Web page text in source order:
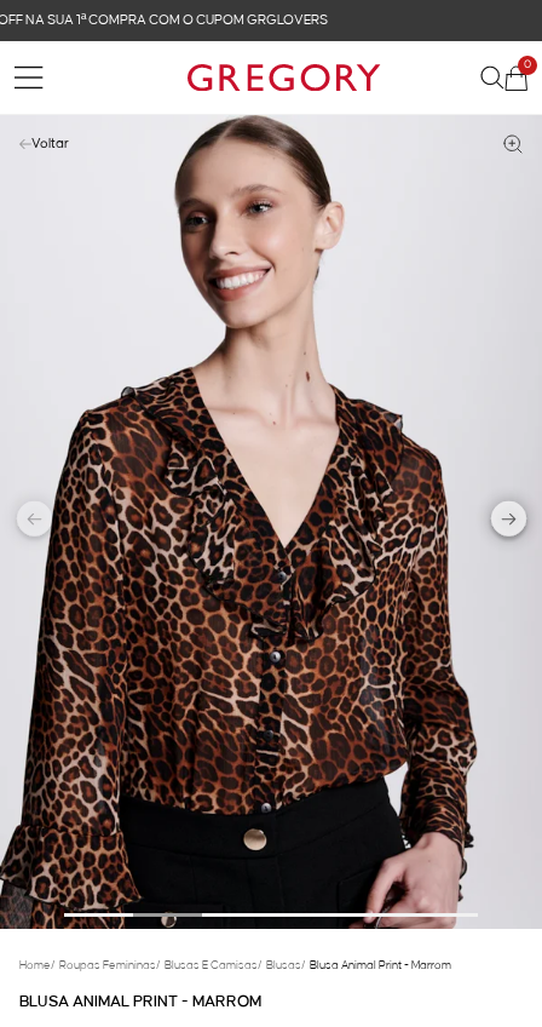
FRETE GRÁTIS NAS COMPRAS ACIMA DE R$ 899
0
Voltar
Home/ Roupas Femininas/ Blusas E Camisas/ Blusas/ Blusa Animal Print - Marrom
BLUSA ANIMAL PRINT - MARROM